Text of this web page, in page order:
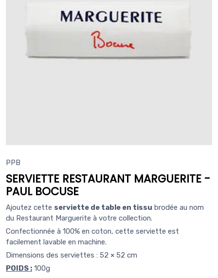
PPB
SERVIETTE RESTAURANT MARGUERITE -
PAUL BOCUSE
Ajoutez cette serviette de table en tissu brodée au nom
du Restaurant Marguerite à votre collection.
Confectionnée à 100% en coton, cette serviette est
facilement lavable en machine.
Dimensions des serviettes : 52 × 52 cm
POIDS : 100g